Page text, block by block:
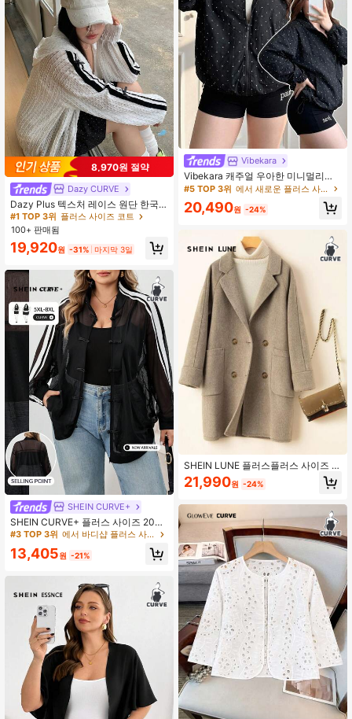
8,970원 절약
Dazy CURVE
Dazy Plus 텍스처 레이스 원단 한국
스타일 스트라이프 패치워크 루즈핏
리본 장식 캐주얼 긴팔 봄/여름 화이트
플러스 사이즈 여성 레귤러 재킷 스쿨
룩
#1 TOP 3위 플러스 사이즈 코트
100+ 판매됨
19,920원 -31% 마지막 3일
SHEIN CURVE+
SHEIN CURVE+ 플러스 사이즈 2026
신상 메쉬 재킷, 동방 매듭 버튼, 새틴
주얼, 여름, 오프로드 사이클링, 블랙
#3 TOP 3위 에서 바디샵 플러스 사이즈 아우터웨어
13,405원 -21%
Vibekara
Vibekara 캐주얼 우아한 미니멀리스
트 스포츠 패션 재킷, 방풍 피부 친화
트, 스포츠, 러닝, 사이클링, 야간 러닝
#5 TOP 3위 에서 새로운 플러스 사이즈 아우터웨어
20,490원 -24%
SHEIN LUNE 플러스플러스 사이즈 더
블 브레스트 캐주얼 따뜻한 오버코트,
가을/겨울
21,990원 -24%